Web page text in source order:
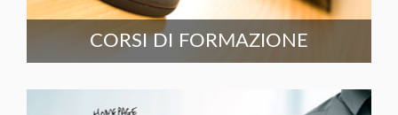
CORSI DI FORMAZIONE